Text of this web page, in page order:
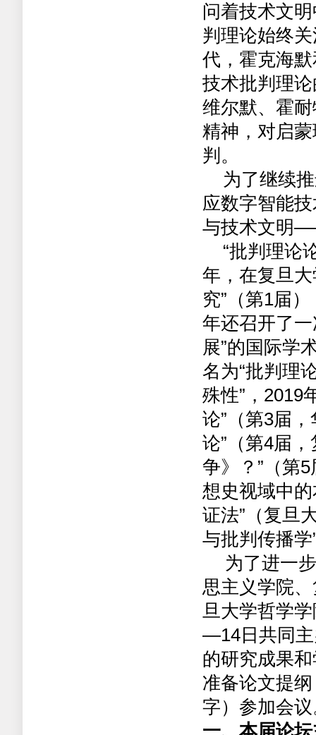
问着技术文
判理论始终
代，霍克海
技术批判理
维尔默、霍
精神，对启
判。
为了继续
应数字智能
与技术文明
“批判理论
年，在复旦
究”（第1届）
年还召开了
展”的国际学
名为“批判理
殊性”， 2019
论”（第3届，
论”（第4届，
争》？”（第5
想史视域中
证法”（复旦
与批判传播
为了进一
思主义学院
旦大学哲学
—14日共同
的研究成果
准备论文提
字）参加会
一、本届论